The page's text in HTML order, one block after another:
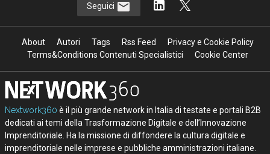
Seguici
About Autori Tags Rss Feed
Privacy e Cookie Policy
Terms&Conditions Contenuti Specialistici
Cookie Center
Nextwork360 è il più grande network in Italia di testate e portali B2B
dedicati ai temi della Trasformazione Digitale e dell’Innovazione
Imprenditoriale. Ha la missione di diffondere la cultura digitale e
imprenditoriale nelle imprese e pubbliche amministrazioni italiane.